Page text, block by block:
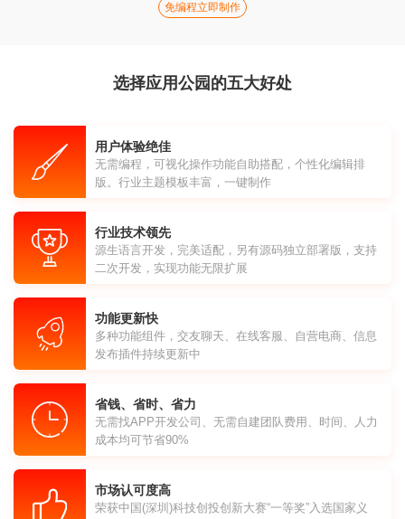
免编程立即制作
选择应用公园的五大好处
用户体验绝佳
无需编程，可视化操作功能自助搭配，个性化编辑排
版。行业主题模板丰富，一键制作
行业技术领先
源生语言开发，完美适配，另有源码独立部署版，支持
二次开发，实现功能无限扩展
功能更新快
多种功能组件，交友聊天、在线客服、自营电商、信息
发布插件持续更新中
省钱、省时、省力
无需找APP开发公司、无需自建团队费用、时间、人力
成本均可节省90%
市场认可度高
荣获中国(深圳)科技创投创新大赛“一等奖”入选国家义